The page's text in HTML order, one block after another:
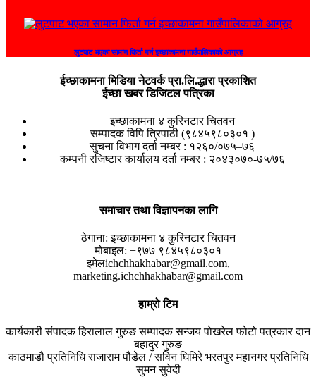
लुटपाट भएका सामान फिर्ता गर्न इच्छाकामना गाउँपालिकाको आग्रह
ईच्छाकामना मिडिया नेटवर्क प्रा.लि.द्धारा प्रकाशित
ईच्छा खबर डिजिटल पत्रिका
इच्छाकामना ४ कुरिनटार चितवन
सम्पादक विपि त्रिपाठी (९८४५९८०३०१ )
सुचना विभाग दर्ता नम्बर : १२६०/०७५–७६
कम्पनी रजिष्टार कार्यालय दर्ता नम्बर : २०४३०७०-७५/७६
समाचार तथा विज्ञापनका लागि
ठेगाना: इच्छाकामना ४ कुरिनटार चितवन
मोबाइल: +९७७ ९८४५९८०३०१
इमेलichchhakhabar@gmail.com,
marketing.ichchhakhabar@gmail.com
हाम्रो टिम
कार्यकारी संपादकहिरालाल गुरुङसम्पादकसन्जय पोखरेलफोटो पत्रकारदान
बहादुर गुरुङ
काठमाडौ प्रतिनिधिराजाराम पौडेल / सविन घिमिरेभरतपुर महानगर प्रतिनिधि
सुमन सुवेदी